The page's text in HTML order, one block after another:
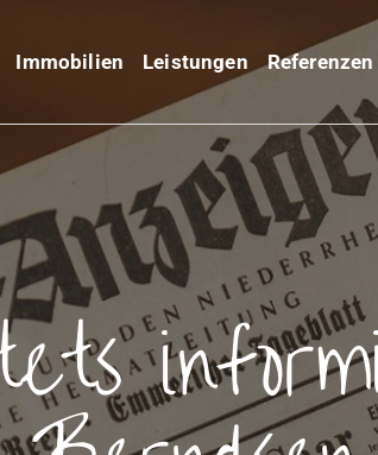
Immobilien Leistungen Referenzen